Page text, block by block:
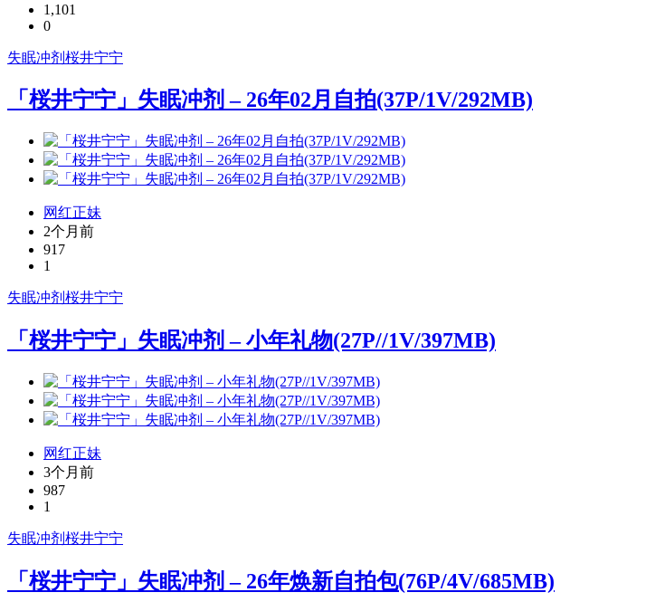
1,101
0
失眠冲剂 桜井宁宁
「桜井宁宁」失眠冲剂 – 26年02月自拍(37P/1V/292MB)
网红正妹
2个月前
917
1
失眠冲剂 桜井宁宁
「桜井宁宁」失眠冲剂 – 小年礼物(27P//1V/397MB)
网红正妹
3个月前
987
1
失眠冲剂 桜井宁宁
「桜井宁宁」失眠冲剂 – 26年焕新自拍包(76P/4V/685MB)